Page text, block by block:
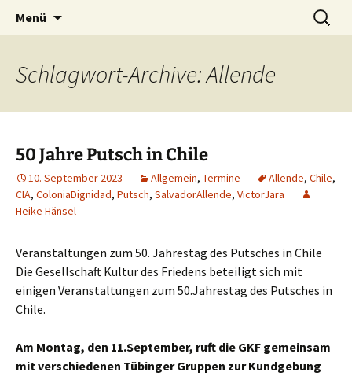
Kultur des Friedens
Kultur ist das Vergnügen, die Welt zu
verändern. – Bertolt Brecht
Menü
Suchen
nach:
Schlagwort-Archive: Allende
50 Jahre Putsch in Chile
10. September 2023 Allgemein, Termine Allende, Chile,
CIA, ColoniaDignidad, Putsch, SalvadorAllende, VictorJara
Heike Hänsel
Veranstaltungen zum 50. Jahrestag des Putsches in Chile
Die Gesellschaft Kultur des Friedens beteiligt sich mit
einigen Veranstaltungen zum 50.Jahrestag des Putsches in
Chile.
Am Montag, den 11.September, ruft die GKF gemeinsam
mit verschiedenen Tübinger Gruppen zur Kundgebung